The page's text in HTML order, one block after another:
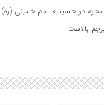
در حسینیه امام خمینی (ره)
بالاست